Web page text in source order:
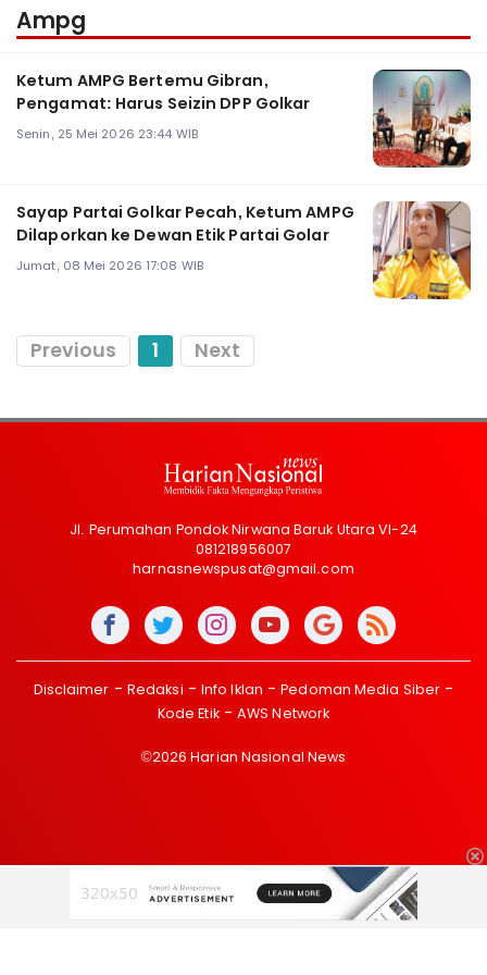
Ampg
Ketum AMPG Bertemu Gibran,
Pengamat: Harus Seizin DPP Golkar
Senin, 25 Mei 2026 23:44 WIB
Sayap Partai Golkar Pecah, Ketum AMPG
Dilaporkan ke Dewan Etik Partai Golar
Jumat, 08 Mei 2026 17:08 WIB
Previous 1 Next
Jl. Perumahan Pondok Nirwana Baruk Utara VI-24
081218956007
harnasnewspusat@gmail.com
Disclaimer Redaksi Info Iklan
Pedoman Media Siber
Kode Etik
AWS Network
©2026 Harian Nasional News